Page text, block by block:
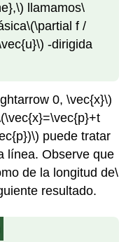
llamamos\
\(\partial f /
-dirigida
0, \vec{x}\)
puede tratar
línea. Observe que
de la longitud de\
resultado.